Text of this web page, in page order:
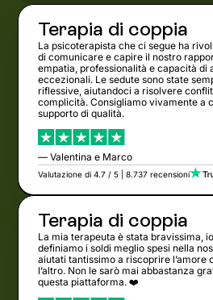
Terapia di coppia
La psicoterapista che ci segue ha
di comunicare e capire il nostro
empatia, professionalità e capacità di
eccezionali. Le sedute sono state
riflessive, aiutandoci a risolvere
complicità. Consigliamo vivamente a
supporto di qualità.
— Valentina e Marco
Valutazione di 4.7 / 5 | 8.737 recensioni
Terapia di coppia
La mia terapeuta è stata bravissima,
definiamo i soldi meglio spesi nella
aiutati tantissimo a riscoprire l’amore
l’altro. Non le sarò mai abbastanza
questa piattaforma. ❤️